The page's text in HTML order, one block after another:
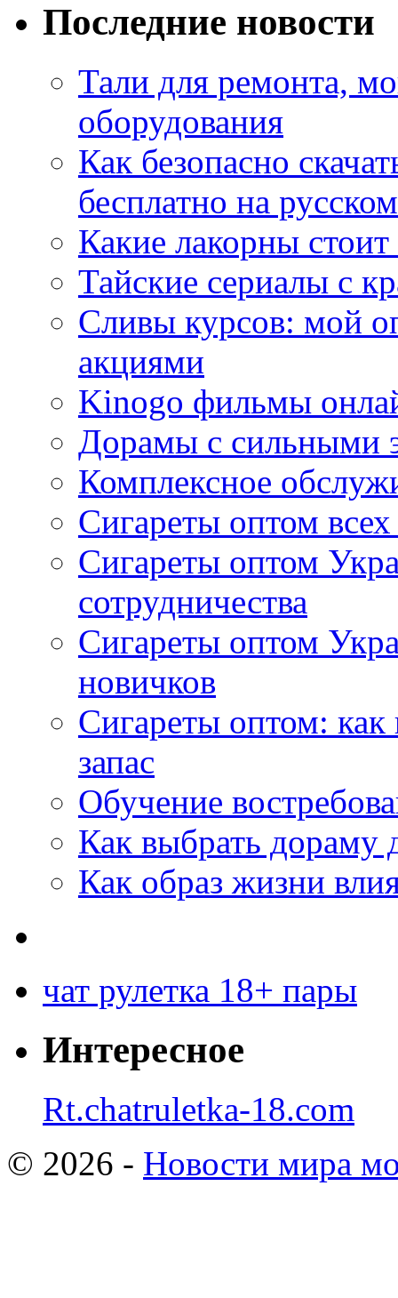
Последние новости
Тали для ремонта,
оборудования
Как безопасно
бесплатно на
Какие лакорны
Тайские сериалы с
Сливы курсов: мой
акциями
Kinogo фильмы
Дорамы с сильными
Комплексное
Сигареты оптом
Сигареты оптом
сотрудничества
Сигареты оптом
новичков
Сигареты оптом:
запас
Обучение
Как выбрать дораму
Как образ жизни
чат рулетка 18+ пары
Интересное
Rt.chatruletka-18.com
© 2026 - Новости мира